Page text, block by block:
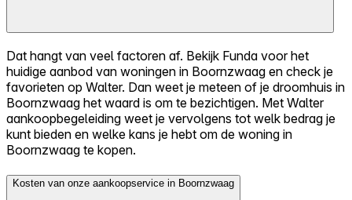
Dat hangt van veel factoren af. Bekijk Funda voor het
huidige aanbod van woningen in Boornzwaag en check je
favorieten op Walter. Dan weet je meteen of je droomhuis in
Boornzwaag het waard is om te bezichtigen. Met Walter
aankoopbegeleiding weet je vervolgens tot welk bedrag je
kunt bieden en welke kans je hebt om de woning in
Boornzwaag te kopen.
Kosten van onze aankoopservice in Boornzwaag